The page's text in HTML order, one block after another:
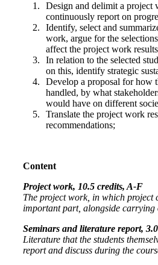
Design and delimit a project
continuously report on
Identify, select and
work, argue for the
affect the project work
In relation to the selected
on this, identify strategic
Develop a proposal for how
handled, by what
would have on different
Translate the project work
recommendations;
Content
Project work, 10.5 credits, A-F
The project work, in which project
important part, alongside carrying
Seminars and literature report,
Literature that the students
report and discuss during the